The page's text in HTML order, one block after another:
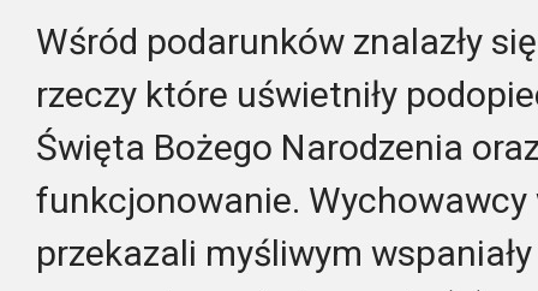
Wśród podarunków znalazły
rzeczy które uświetniły
Święta Bożego Narodzenia
funkcjonowanie.
przekazali myśliwym